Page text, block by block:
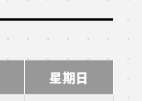
星期日